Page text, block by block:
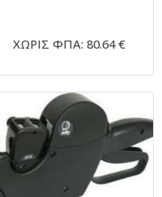
ΧΩΡΙΣ ΦΠΑ: 80.64 €